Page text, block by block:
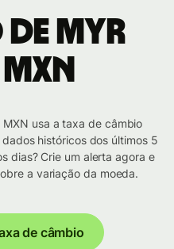
MYR
usa a taxa de câmbio
históricos dos últimos 5
dias? Crie um alerta agora e
a variação da moeda.
de câmbio